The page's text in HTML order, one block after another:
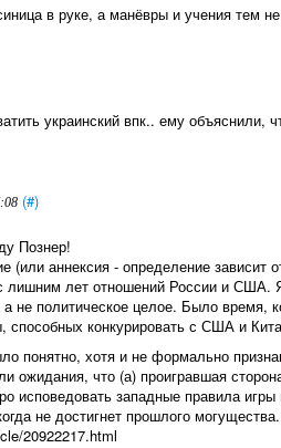
в руке, а манёвры и учения тем
украинский впк.. ему объяснили,
(#)
Познер!
(или аннексия - определение зависит
лишним лет отношений России и США.
не политическое целое. Было время,
конкурировать с США и
понятно, хотя и не формально
ожидания, что (а) проигравшая
исповедовать западные правила
не достигнет прошлого могущества.
20922217.html